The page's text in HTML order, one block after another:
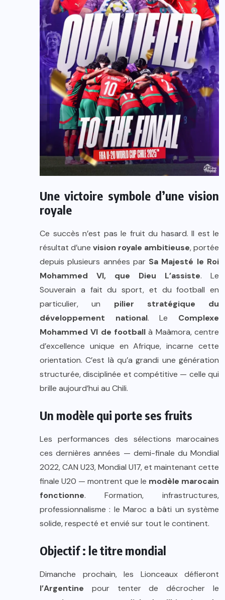
Une victoire symbole d’une vision
royale
Ce succès n’est pas le fruit du hasard. Il est le
résultat d’une vision royale ambitieuse, portée
depuis plusieurs années par Sa Majesté le Roi
Mohammed VI, que Dieu L’assiste. Le
Souverain a fait du sport, et du football en
particulier, un pilier stratégique du
développement national. Le Complexe
Mohammed VI de football à Maâmora, centre
d’excellence unique en Afrique, incarne cette
orientation. C’est là qu’a grandi une génération
structurée, disciplinée et compétitive — celle qui
brille aujourd’hui au Chili.
Un modèle qui porte ses fruits
Les performances des sélections marocaines
ces dernières années — demi-finale du Mondial
2022, CAN U23, Mondial U17, et maintenant cette
finale U20 — montrent que le modèle marocain
fonctionne. Formation, infrastructures,
professionnalisme : le Maroc a bâti un système
solide, respecté et envié sur tout le continent.
Objectif : le titre mondial
Dimanche prochain, les Lionceaux défieront
l’Argentine pour tenter de décrocher le